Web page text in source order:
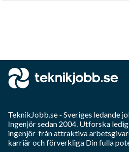
TeknikJobb.se - Sveriges ledande
Ingenjörsedan 2004. Utforska
ingenjör från attraktiva
karriär och förverkliga Din fulla